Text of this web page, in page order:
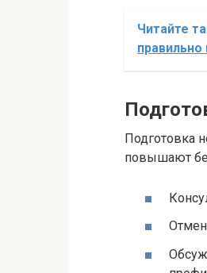
Читайте
Подготовка
повышают